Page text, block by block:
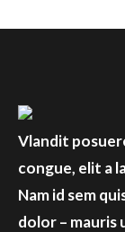
Vlandit
congue, elit a
Nam id sem
dolor –